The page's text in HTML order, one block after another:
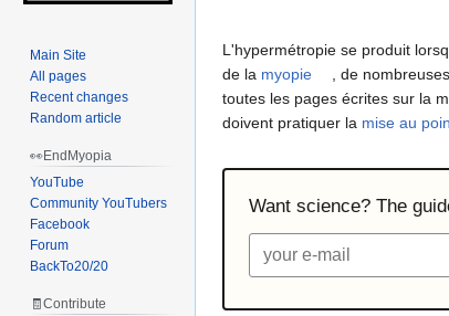
to
navigation
to
search
L'hypermétropie se produit
de la myopie , de
toutes les pages écrites sur la
doivent pratiquer la mise au
Want science? The
Main Site
All pages
Recent changes
Random article
👀EndMyopia
YouTube
Community YouTubers
Facebook
Forum
BackTo20/20
🧾Contribute